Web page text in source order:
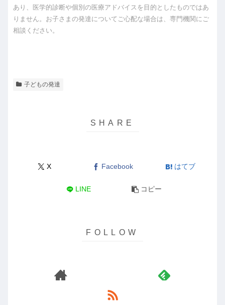
あり、医学的診断や個別の医療アドバイスを目的としたものではあ
りません。お子さまの発達についてご心配な場合は、専門機関にご
相談ください。
子どもの発達
X Facebook はてブ
LINE コピー